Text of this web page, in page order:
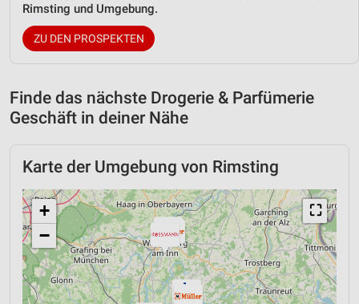
Rimsting und Umgebung.
ZU DEN PROSPEKTEN
Finde das nächste Drogerie & Parfümerie
Geschäft in deiner Nähe
Karte der Umgebung von Rimsting
⛶
+
−